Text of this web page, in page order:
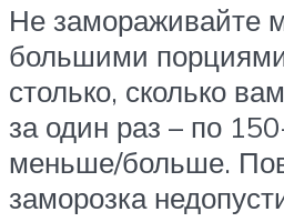
Не замораживайте
большими
столько, сколько
за один раз – по
меньше/больше.
заморозка